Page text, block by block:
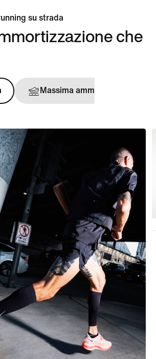
su strada
che
Massima ammortizzazione